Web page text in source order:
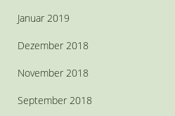
Januar 2019
Dezember 2018
November 2018
September 2018